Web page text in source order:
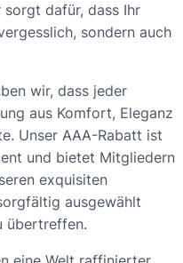
sorgt dafür, dass Ihr
sondern auch
wir, dass jeder
aus Komfort, Eleganz
Unser AAA-Rabatt ist
und bietet Mitgliedern
exquisiten
ausgewählt
übertreffen.